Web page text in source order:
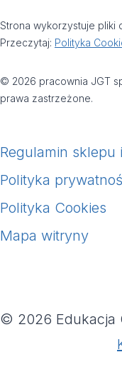
Strona wykorzystuje pliki
Przeczytaj: Polityka
© 2026 pracownia JGT
prawa zastrzeżone.
Regulamin sklepu
Polityka
Polityka Cookies
Mapa witryny
© 2026 Edukacja